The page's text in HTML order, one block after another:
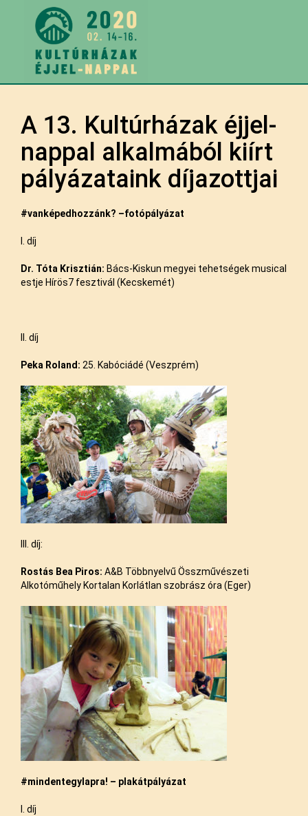
A 13. Kultúrházak éjjel-
nappal alkalmából kiírt
pályázataink díjazottjai
#vanképedhozzánk? –fotópályázat
I. díj
Dr. Tóta Krisztián: Bács-Kiskun megyei tehetségek musical
estje Hírös7 fesztivál (Kecskemét)
II. díj
Peka Roland: 25. Kabóciádé (Veszprém)
III. díj:
Rostás Bea Piros: A&B Többnyelvű Összművészeti
Alkotóműhely Kortalan Korlátlan szobrász óra (Eger)
#mindentegylapra! – plakátpályázat
I. díj